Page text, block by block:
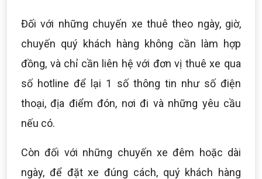
Đối với những chuyến xe thuê theo ngày, giờ,
chuyến quý khách hàng không cần làm hợp
đồng, và chỉ cần liên hệ với đơn vị thuê xe qua
số hotline để lại 1 số thông tin như số điện
thoại, địa điểm đón, nơi đi và những yêu cầu
nếu có.
Còn đối với những chuyến xe đêm hoặc dài
ngày, để đặt xe đúng cách, quý khách hàng